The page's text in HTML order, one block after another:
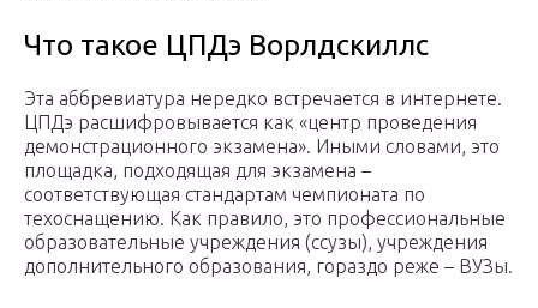
Что такое ЦПДэ Ворлдскиллс
Эта аббревиатура нередко встречается в интернете.
ЦПДэ расшифровывается как «центр проведения
демонстрационного экзамена». Иными словами, это
площадка, подходящая для экзамена –
соответствующая стандартам чемпионата по
техоснащению. Как правило, это профессиональные
образовательные учреждения (ссузы), учреждения
дополнительного образования, гораздо реже – ВУЗы.